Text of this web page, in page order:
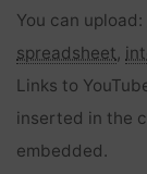
You can upload:
spreadsheet,
Links to
inserted in the
embedded.